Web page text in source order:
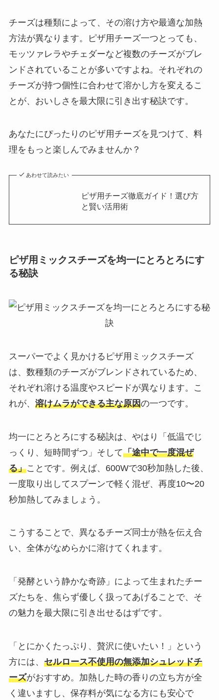
チーズは種類によって、その溶け方や最適な加熱
方法が異なります。ピザ用チーズ一つとっても、
モッツァレラやチェダーなど複数のチーズがブレ
ンドされていることが多いですよね。それぞれの
チーズが持つ個性に合わせて溶かし方を変えるこ
とが、おいしさを最大限に引き出す秘訣です。
あなたにぴったりのピザ用チーズを見つけて、料
理をもっと楽しんでみませんか？
あわせて読みたい
ピザ用チーズ徹底ガイド！選び方
と賢い活用術
ピザ用ミックスチーズを均一にとろとろにす
る秘訣
スーパーでよく見かけるピザ用ミックスチーズ
は、数種類のチーズがブレンドされているため、
それぞれ溶ける温度やスピードが異なります。こ
れが、 溶けムラができる主な原因の一つです。
均一にとろとろにする秘訣は、やはり「低温でじ
っくり、短時間ずつ」そして「途中で一度混ぜ
る」ことです。例えば、600Wで30秒加熱した後、
一度取り出してスプーンで軽く混ぜ、再度10〜20
秒加熱してみましょう。
こうすることで、異なるチーズ同士が熱を伝え合
い、全体がなめらかに溶けてくれます。
「発酵という静かな奇跡」によって生まれたチー
ズたちを、焦らず優しく扱ってあげることで、そ
の魅力を最大限に引き出せるはずです。
「とにかくたっぷり、贅沢に使いたい！」という
方には、 セルロース不使用の無添加シュレッドチ
ーズがおすすめ。加熱した時の香りの立ち方が全
く違いますし、保存料が気になる方にも安心で